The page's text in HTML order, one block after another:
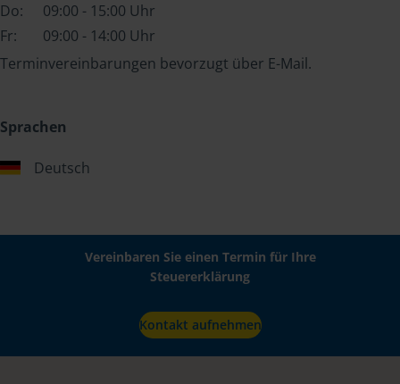
Do:
09:00 - 15:00 Uhr
Fr:
09:00 - 14:00 Uhr
Terminvereinbarungen bevorzugt über E-Mail.
Sprachen
Deutsch
Vereinbaren Sie einen Termin für Ihre
Steuererklärung
Kontakt aufnehmen